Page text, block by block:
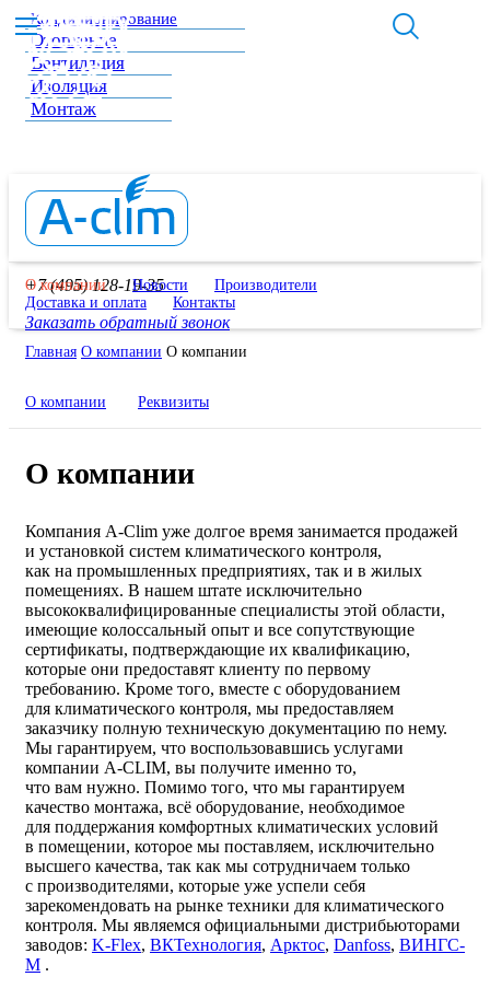
Кондиционирование
Отопление
Вентиляция
Изоляция
Монтаж
+7 (495) 128-19-35
Заказать обратный звонок
О компании Новости
Производители
Доставка и оплата
Контакты
Главная О компании О компании
О компании Реквизиты
О компании
Компания A-Clim уже долгое время занимается продажей
и установкой систем климатического контроля,
как на промышленных предприятиях, так и в жилых
помещениях. В нашем штате исключительно
высококвалифицированные специалисты этой области,
имеющие колоссальный опыт и все сопутствующие
сертификаты, подтверждающие их квалификацию,
которые они предоставят клиенту по первому
требованию. Кроме того, вместе с оборудованием
для климатического контроля, мы предоставляем
заказчику полную техническую документацию по нему.
Мы гарантируем, что воспользовавшись услугами
компании A-CLIM, вы получите именно то,
что вам нужно. Помимо того, что мы гарантируем
качество монтажа, всё оборудование, необходимое
для поддержания комфортных климатических условий
в помещении, которое мы поставляем, исключительно
высшего качества, так как мы сотрудничаем только
с производителями, которые уже успели себя
зарекомендовать на рынке техники для климатического
контроля. Мы являемся официальными дистрибьюторами
заводов: K-Flex, ВКТехнология, Арктос, Danfoss, ВИНГС-
М .